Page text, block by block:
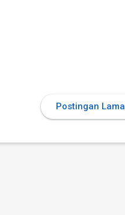
Postingan Lama